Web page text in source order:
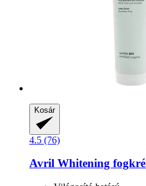
Kosár
4.5 (76)
Avril Whitening